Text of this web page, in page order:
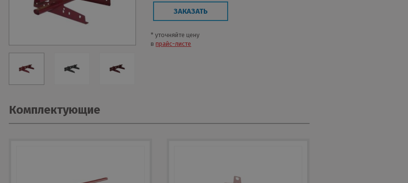
ЗАКАЗАТЬ
* уточняйте цену
впрайс-листе
Комплектующие